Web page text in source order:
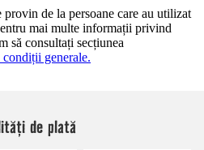
de la persoane care au utilizat
mai multe informații privind
să consultați secțiunea
generale.
de plată